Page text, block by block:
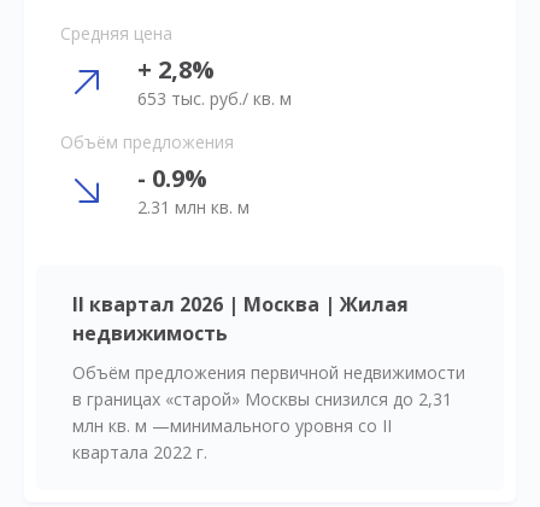
Средняя цена
+ 2,8%
653 тыс. руб./ кв. м
Объём предложения
- 0.9%
2.31 млн кв. м
II квартал 2026 | Москва | Жилая
недвижимость
Объём предложения первичной недвижимости
в границах «старой» Москвы снизился до 2,31
млн кв. м —минимального уровня со II
квартала 2022 г.